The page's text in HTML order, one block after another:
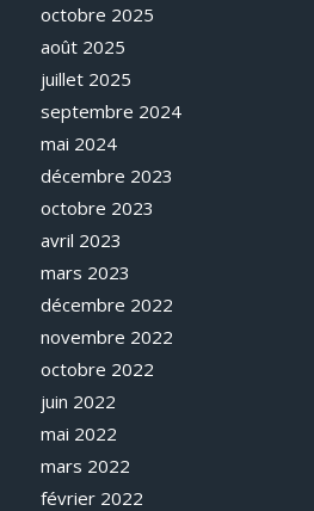
octobre 2025
août 2025
juillet 2025
septembre 2024
mai 2024
décembre 2023
octobre 2023
avril 2023
mars 2023
décembre 2022
novembre 2022
octobre 2022
juin 2022
mai 2022
mars 2022
février 2022